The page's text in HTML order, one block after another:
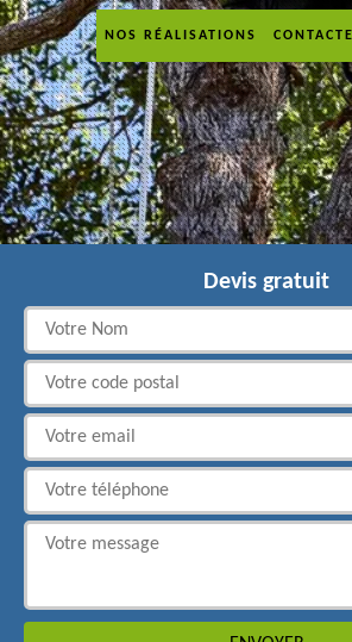
NOS RÉALISATIONS
Devis gratuit